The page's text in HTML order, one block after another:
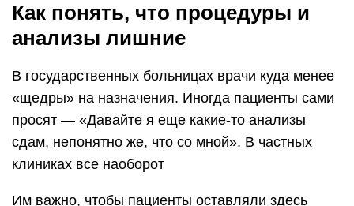
Как понять, что процедуры и
анализы лишние
В государственных больницах врачи куда менее
«щедры» на назначения. Иногда пациенты сами
просят — «Давайте я еще какие-то анализы
сдам, непонятно же, что со мной». В частных
клиниках все наоборот
Им важно, чтобы пациенты оставляли здесь